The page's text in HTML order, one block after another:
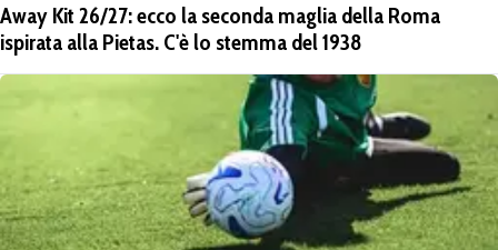
Away Kit 26/27: ecco la seconda maglia della Roma
ispirata alla Pietas. C'è lo stemma del 1938